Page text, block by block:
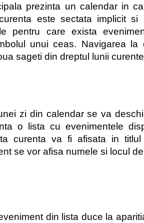
prezinta un calendar in
este sectata implicit si
pentru care exista
unui ceas. Navigarea
sageti din dreptul lunii
zi din calendar se va
o lista cu evenimentele
curenta va fi afisata in
se vor afisa numele si locul
din lista duce la